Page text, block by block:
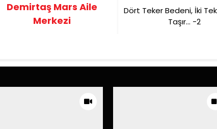
Demirtaş Mars Aile
Merkezi
Dört Teker Bedeni, İki
Taşır… -2